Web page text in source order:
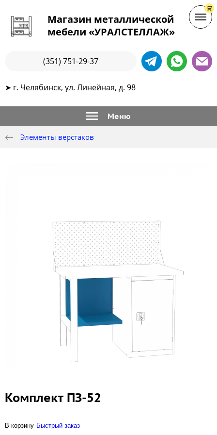
Магазин металлической
мебели «УРАЛСТЕЛЛАЖ»
(351) 751-29-37
➤ г. Челябинск, ул. Линейная, д. 98
Меню
Элементы верстаков
Комплект ПЗ-52
В корзину Быстрый заказ